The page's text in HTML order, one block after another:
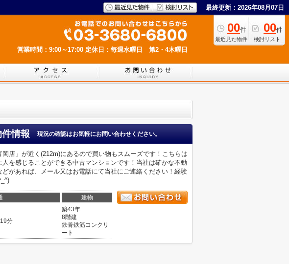
最終更新：2026年08月07日
00件
最近見た物件
00件
検討リスト
営業時間：9:00～17:00 定休日：毎週水曜日 第2・4木曜日
情報 現況の確認はお気軽にお問い合わせください。
店」が近く(212m)にあるので買い物もスムーズです！こちらは
を感じることができる中古マンションです！当社は確かな不動
があれば、メール又はお電話にて当社にご連絡ください！経験
建物
分
築43年
8階建
鉄骨鉄筋コンクリ
ート